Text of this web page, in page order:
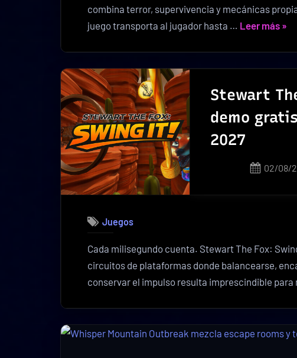
combina terror, supervivencia y mecánicas
juego transporta al jugador hasta … Leer más
en
una
»
Stewart
demo
2027
Posted
02/08/
Juegos
Cada milisegundo cuenta. Stewart The Fox:
circuitos de plataformas donde balancearse,
conservar el impulso resulta imprescindible